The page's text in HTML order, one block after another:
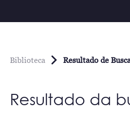
Biblioteca Resultado de
Resultado da